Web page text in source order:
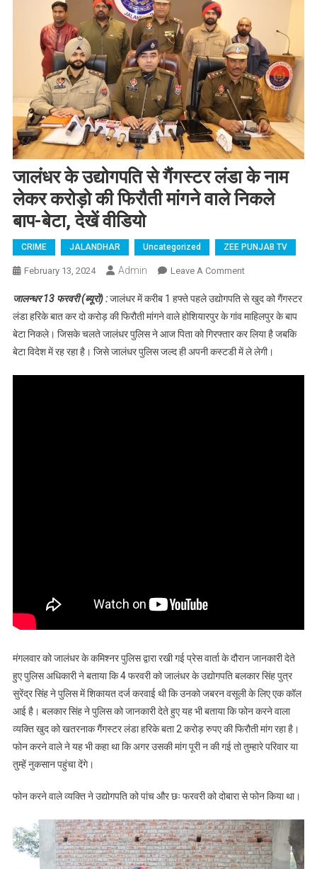
जालंधर के उद्योगपति से गैंगस्टर लंडा के नाम
लेकर करोड़ो की फिरौती मांगने वाले निकले
बाप-बेटा, देखें वीडियो
CRIME JALANDHAR Uncategorized ZEE PUNJAB TV
February 13, 2024 Admin Leave A CommentOn जालंधर के
गैंगस्टर लंडा के
नाम लेकर करोड़ो
की फिरौती मांगने
वाले निकले बाप-
जालन्धर 13 फरवरी (ब्यूरो) :जालंधर में करीब 1 हफ्ते पहले उद्योगपति से खुद को गैंगस्टर
लंडा हरिके बात कर दो करोड़ की फिरौती मांगने वाले होशियारपुर के गांव माहिलपुर के बाप
बेटा निकले। जिसके चलते जालंधर पुलिस ने आज पिता को गिरफ्तार कर लिया है जबकि
बेटा विदेश में रह रहा है। जिसे जालंधर पुलिस जल्द ही अपनी कस्टडी में ले लेगी।
मंगलवार को जालंधर के कमिश्नर पुलिस द्वारा रखी गई प्रेस वार्ता के दौरान जानकारी देते
हुए पुलिस अधिकारी ने बताया कि 4 फरवरी को जालंधर के उद्योगपति बलकार सिंह पुत्र
सुरेंद्र सिंह ने पुलिस में शिकायत दर्ज करवाई थी कि उनको जबरन वसूली के लिए एक कॉल
आई है। बलकार सिंह ने पुलिस को जानकारी देते हुए यह भी बताया कि फोन करने वाला
व्यक्ति खुद को खतरनाक गैंगस्टर लंडा हरिके बता 2 करोड़ रुपए की फिरौती मांग रहा है।
फोन करने वाले ने यह भी कहा था कि अगर उसकी मांग पूरी न की गई तो तुम्हारे परिवार या
तुम्हें नुकसान पहुंचा देंगे।
फोन करने वाले व्यक्ति ने उद्योगपति को पांच और छः फरवरी को दोबारा से फोन किया था।